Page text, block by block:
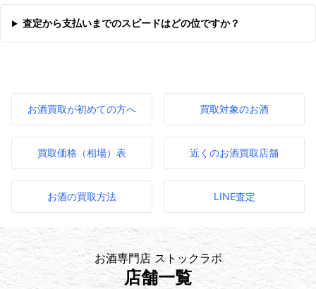
査定から支払いまでのスピードはどの位ですか？
お酒買取が初めての方へ 買取対象のお酒
買取価格（相場）表 近くのお酒買取店舗
お酒の買取方法 LINE査定
お酒専門店 ストックラボ
店舗一覧